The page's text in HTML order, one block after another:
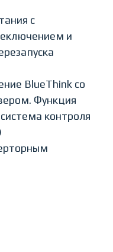
с
и
BlueThink со
Функция
контроля